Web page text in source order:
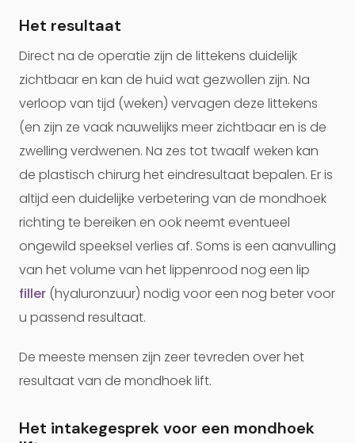
Het resultaat
Direct na de operatie zijn de littekens duidelijk
zichtbaar en kan de huid wat gezwollen zijn. Na
verloop van tijd (weken) vervagen deze littekens
(en zijn ze vaak nauwelijks meer zichtbaar en is de
zwelling verdwenen. Na zes tot twaalf weken kan
de plastisch chirurg het eindresultaat bepalen. Er is
altijd een duidelijke verbetering van de mondhoek
richting te bereiken en ook neemt eventueel
ongewild speeksel verlies af. Soms is een aanvulling
van het volume van het lippenrood nog een lip
filler (hyaluronzuur) nodig voor een nog beter voor
u passend resultaat.
De meeste mensen zijn zeer tevreden over het
resultaat van de mondhoek lift.
Het intakegesprek voor een mondhoek